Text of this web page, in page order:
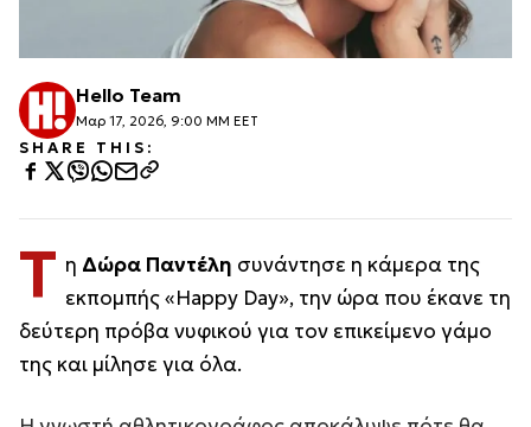
Hello Team
Μαρ 17, 2026, 9:00 ΜΜ EET
SHARE THIS:
Τ η Δώρα Παντέλη συνάντησε η κάμερα της
εκπομπής «Happy Day», την ώρα που έκανε τη
δεύτερη πρόβα νυφικού για τον επικείμενο γάμο
της και μίλησε για όλα.